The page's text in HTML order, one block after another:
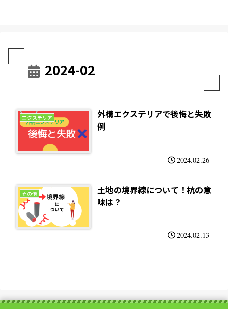
2024-02
エクステリア
外構エクステリアで後悔と失敗
例
2024.02.26
その他
土地の境界線について！杭の意
味は？
2024.02.13